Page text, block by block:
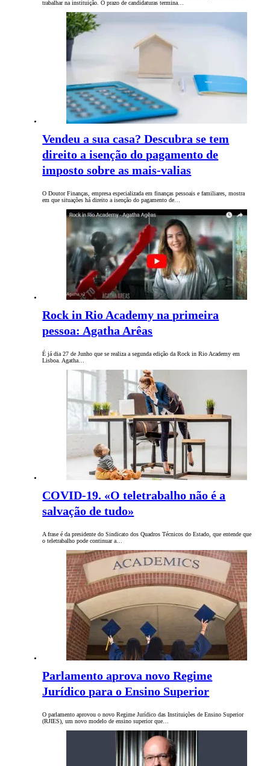
trabalhar na instituição. O prazo de candidaturas termina…
Vendeu a sua casa? Descubra se tem
direito a isenção do pagamento de
imposto sobre as mais-valias
O Doutor Finanças, empresa especializada em finanças pessoais e familiares, mostra
em que situações há direito a isenção do pagamento de…
Rock in Rio Academy na primeira
pessoa: Agatha Arêas
É já dia 27 de Junho que se realiza a segunda edição da Rock in Rio Academy em
Lisboa. Agatha…
COVID-19. «O teletrabalho não é a
salvação de tudo»
A frase é da presidente do Sindicato dos Quadros Técnicos do Estado, que entende que
o teletrabalho pode continuar a…
Parlamento aprova novo Regime
Jurídico para o Ensino Superior
O parlamento aprovou o novo Regime Jurídico das Instituições de Ensino Superior
(RJIES), um novo modelo de ensino superior que…